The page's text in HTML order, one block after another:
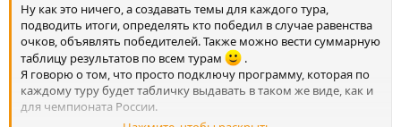
Ну как это ничего, а создавать темы для каждого тура,
подводить итоги, определять кто победил в случае равенства
очков, объявлять победителей. Также можно вести суммарную
таблицу результатов по всем турам
.
Я говорю о том, что просто подключу программу, которая по
каждому туру будет табличку выдавать в таком же виде, как и
для чемпионата России.